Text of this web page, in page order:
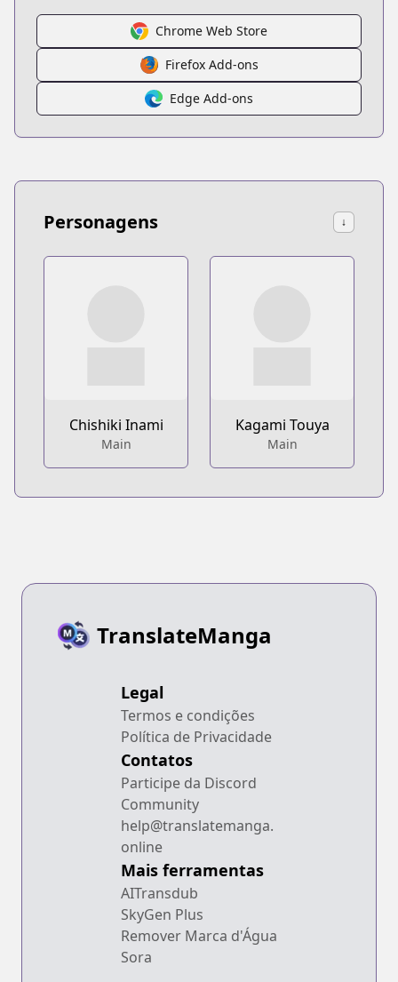
Chrome Web Store
Firefox Add-ons
Edge Add-ons
Personagens ↓
Chishiki Inami
Main
Kagami Touya
Main
TranslateManga
Legal
Termos e condições
Política de Privacidade
Contatos
Participe da Discord
Community
help@translatemanga.
online
Mais ferramentas
AITransdub
SkyGen Plus
Remover Marca d'Água
Sora